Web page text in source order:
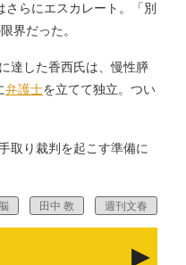
らにエスカレート。「別
界だった。
達した香西氏は、慢性膵
弁護士を立てて独立。つい
取り裁判を起こす準備に
田中 教 週刊文春